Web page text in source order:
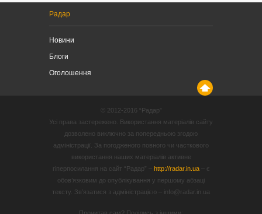
Радар
Новини
Блоги
Оголошення
© 2012-2016 “Радар”
Усі права застережено. Використання матеріалів сайту
дозволено виключно за попередньою згодою
адміністрації. За погодженого повного чи часткового
використання наших матеріалів активне
гіперпосилання на сайт “Радар” – http://radar.in.ua– є
обов’язковим до опублікування у першому абзаці
тексту. Зв’язатися з адміністрацією – info@radar.in.ua